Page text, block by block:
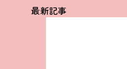
最新記事